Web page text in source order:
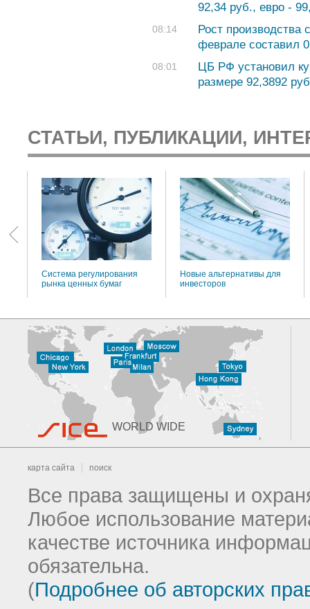
92,34 руб., евро -
08:14
Рост производства
феврале составил
08:01
ЦБ РФ установил
размере 92,3892
СТАТЬИ, ПУБЛИКАЦИИ,
Система регулирования
рынка ценных бумаг
Новые альтернативы для
инвесторов
WORLD WIDE
карта сайта поиск
Все права защищены и
Любое использование
качестве источника
обязательна.
(Подробнее об авторских